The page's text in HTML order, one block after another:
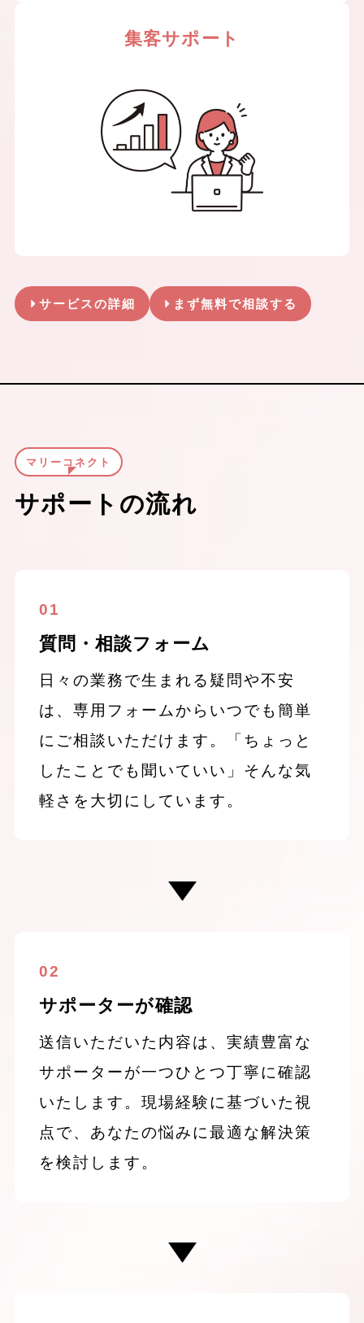
集客サポート
サービスの詳細 まず無料で相談する
マリーコネクト
サポートの流れ
01
質問・相談フォーム
日々の業務で生まれる疑問や不安
は、専用フォームからいつでも簡単
にご相談いただけます。「ちょっと
したことでも聞いていい」そんな気
軽さを大切にしています。
02
サポーターが確認
送信いただいた内容は、実績豊富な
サポーターが一つひとつ丁寧に確認
いたします。現場経験に基づいた視
点で、あなたの悩みに最適な解決策
を検討します。